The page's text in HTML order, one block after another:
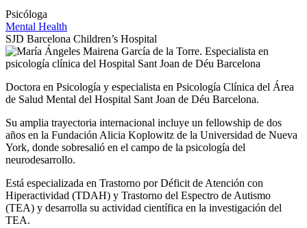
Psicóloga
Mental Health
SJD Barcelona Children’s Hospital
Doctora en Psicología y especialista en Psicología Clínica del Área
de Salud Mental del Hospital Sant Joan de Déu Barcelona.
Su amplia trayectoria internacional incluye un fellowship de dos
años en la Fundación Alicia Koplowitz de la Universidad de Nueva
York, donde sobresalió en el campo de la psicología del
neurodesarrollo.
Está especializada en Trastorno por Déficit de Atención con
Hiperactividad (TDAH) y Trastorno del Espectro de Autismo
(TEA) y desarrolla su actividad científica en la investigación del
TEA.